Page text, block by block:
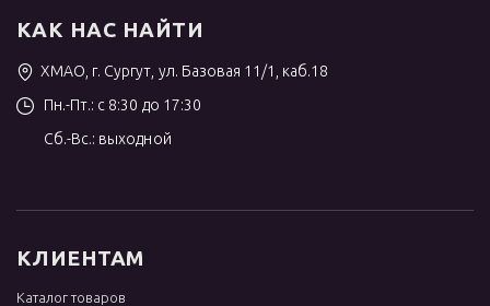
КАК НАС НАЙТИ
ХМАО, г. Сургут, ул. Базовая 11/1, каб.18
Пн.-Пт.: с 8:30 до 17:30
Сб.-Вс.: выходной
КЛИЕНТАМ
Каталог товаров